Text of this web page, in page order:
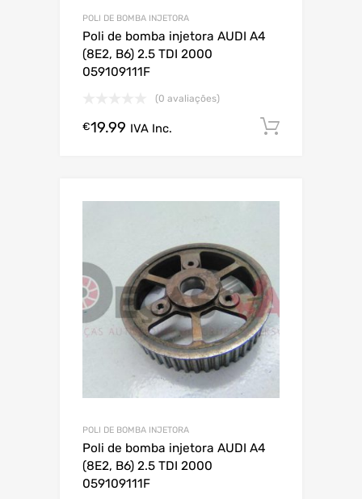
POLI DE BOMBA INJETORA
Poli de bomba injetora AUDI A4
(8E2, B6) 2.5 TDI 2000
059109111F
(0 avaliações)
€19.99 IVA Inc.
POLI DE BOMBA INJETORA
Poli de bomba injetora AUDI A4
(8E2, B6) 2.5 TDI 2000
059109111F